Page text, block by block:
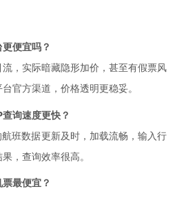
便宜吗？
，实际暗藏隐形加价，甚至有假票风
官方渠道，价格透明更稳妥。
询速度更快？
班数据更新及时，加载流畅，输入行
，查询效率很高。
最便宜？